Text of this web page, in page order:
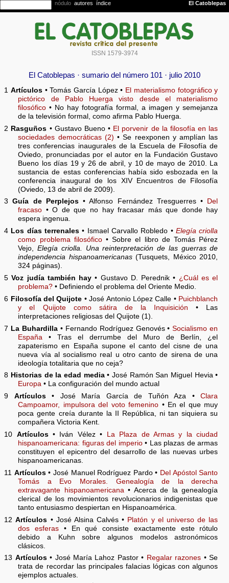
ISSN 1579-3974
El Catoblepas · sumario del número 101 · julio 2010
1 Artículos• Tomás García López • El materialismo fotográfico y
pictórico de Pablo Huerga visto desde el materialismo
filosófico • No hay fotografía formal, a imagen y semejanza
de la televisión formal, como afirma Pablo Huerga.
2 Rasguños • Gustavo Bueno • El porvenir de la filosofía en las
sociedades democráticas (2) • Se reexponen y amplían las
tres conferencias inaugurales de la Escuela de Filosofía de
Oviedo, pronunciadas por el autor en la Fundación Gustavo
Bueno los días 19 y 26 de abril, y 10 de mayo de 2010. La
sustancia de estas conferencias había sido esbozada en la
conferencia inaugural de los XIV Encuentros de Filosofía
(Oviedo, 13 de abril de 2009).
3Guía de Perplejos• Alfonso Fernández Tresguerres •
Del
fracaso • O de que no hay fracasar más que donde hay
espera ingenua.
4 Los días terrenales • Ismael Carvallo Robledo • Elegía criolla
como problema filosófico• Sobre el libro de Tomás Pérez
Vejo,Elegía criolla. Una reinterpretación de las guerras de
independencia hispanoamericanas(Tusquets, México 2010,
324 páginas).
5Voz judía también hay • Gustavo D. Perednik • ¿Cuál es el
problema? • Definiendo el problema del Oriente Medio.
6 Filosofía del Quijote • José Antonio López Calle • Puichblanch
y el Quijote como sátira de la Inquisición • Las
interpretaciones religiosas del Quijote (1).
7 La Buhardilla• Fernando Rodríguez Genovés •Socialismo en
España • Tras el derrumbe del Muro de Berlín, ¿el
zapaterismo en España supone el canto del cisne de una
nueva vía al socialismo real u otro canto de sirena de una
ideología totalitaria que no ceja?
8 Historias de la edad media• José Ramón San Miguel Hevia •
Europa • La configuración del mundo actual
9 Artículos• José María García de Tuñón Aza •Clara
Campoamor, impulsora del voto femenino • En el que muy
poca gente creía durante la II República, ni tan siquiera su
compañera Victoria Kent.
10 Artículos• Iván Vélez •
La Plaza de Armas y la ciudad
hispanoamericana: figuras del imperio• Las plazas de armas
constituyen el epicentro del desarrollo de las nuevas urbes
hispanoamericanas.
11 Artículos• José Manuel Rodríguez Pardo • Del Apóstol Santo
Tomás a Evo Morales. Genealogía de la derecha
extravagante hispanoamericana • Acerca de la genealogía
clerical de los movimientos revolucionarios indigenistas que
tanto entusiasmo despiertan en Hispanoamérica.
12Artículos • José Alsina Calvés • Platón y el universo de las
dos esferas • En qué consiste exactamente este rótulo
debido a Kuhn sobre algunos modelos astronómicos
clásicos.
13 Artículos• José María Lahoz Pastor • Regalar razones • Se
trata de recordar las principales falacias lógicas con algunos
ejemplos actuales.